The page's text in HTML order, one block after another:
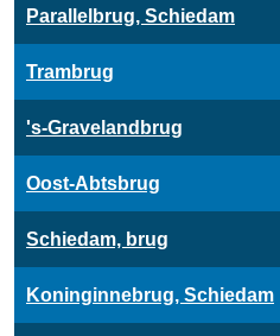
Parallelbrug, Schiedam
Trambrug
's-Gravelandbrug
Oost-Abtsbrug
Schiedam, brug
Koninginnebrug, Schiedam